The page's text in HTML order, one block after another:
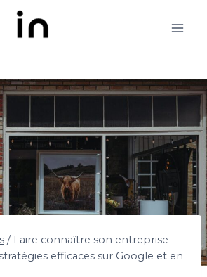
/ Faire connaître son entreprise
efficaces sur Google et en